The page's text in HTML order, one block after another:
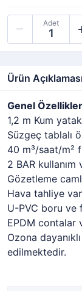
Adet
Ürün
Genel Özellikler
1,2 m Kum
Süzgeç tablalı
40 m³/saat/m²
2 BAR kullanım
Gözetleme
Hava tahliye
U-PVC boru ve
EPDM contalar
Ozona
edilmektedir.